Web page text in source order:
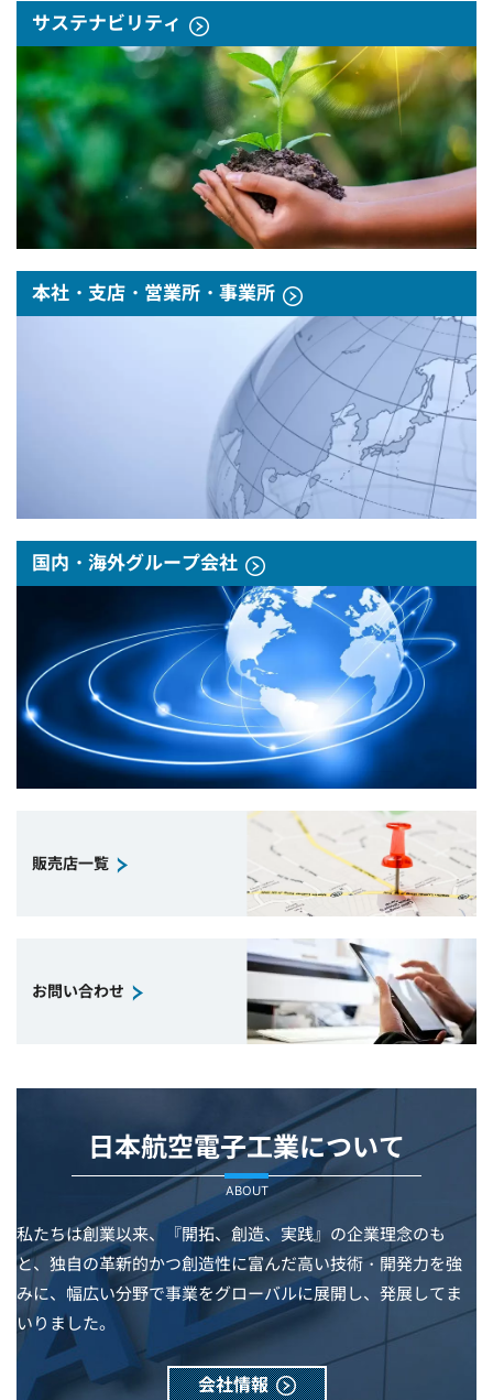
サステナビリティ
本社・支店・営業所・事業所
国内・海外グループ会社
販売店一覧
お問い合わせ
日本航空電子工業について
ABOUT
私たちは創業以来、『開拓、創造、実践』の企業理念のも
と、独自の革新的かつ創造性に富んだ高い技術・開発力を強
みに、幅広い分野で事業をグローバルに展開し、発展してま
いりました。
会社情報